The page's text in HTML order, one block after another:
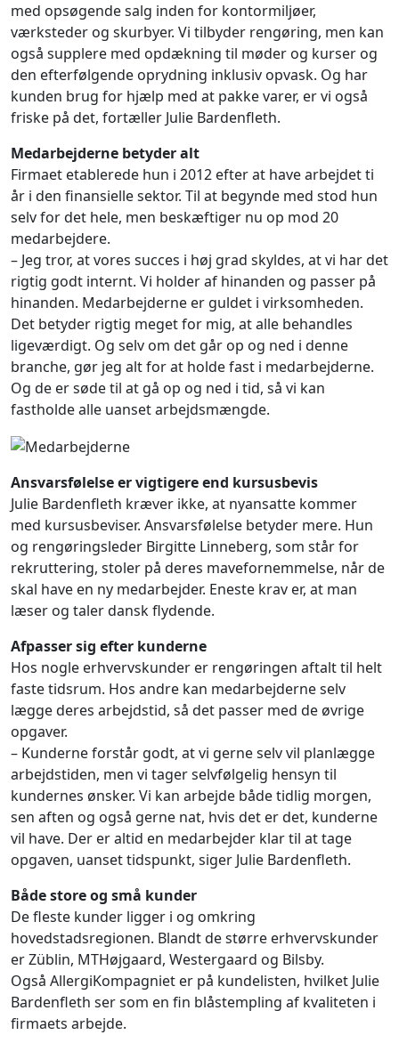
med opsøgende salg inden for kontormiljøer,
værksteder og skurbyer. Vi tilbyder rengøring, men kan
også supplere med opdækning til møder og kurser og
den efterfølgende oprydning inklusiv opvask. Og har
kunden brug for hjælp med at pakke varer, er vi også
friske på det, fortæller Julie Bardenfleth.
Medarbejderne betyder alt
Firmaet etablerede hun i 2012 efter at have arbejdet ti
år i den finansielle sektor. Til at begynde med stod hun
selv for det hele, men beskæftiger nu op mod 20
medarbejdere.
– Jeg tror, at vores succes i høj grad skyldes, at vi har det
rigtig godt internt. Vi holder af hinanden og passer på
hinanden. Medarbejderne er guldet i virksomheden.
Det betyder rigtig meget for mig, at alle behandles
ligeværdigt. Og selv om det går op og ned i denne
branche, gør jeg alt for at holde fast i medarbejderne.
Og de er søde til at gå op og ned i tid, så vi kan
fastholde alle uanset arbejdsmængde.
Ansvarsfølelse er vigtigere end kursusbevis
Julie Bardenfleth kræver ikke, at nyansatte kommer
med kursusbeviser. Ansvarsfølelse betyder mere. Hun
og rengøringsleder Birgitte Linneberg, som står for
rekruttering, stoler på deres mavefornemmelse, når de
skal have en ny medarbejder. Eneste krav er, at man
læser og taler dansk flydende.
Afpasser sig efter kunderne
Hos nogle erhvervskunder er rengøringen aftalt til helt
faste tidsrum. Hos andre kan medarbejderne selv
lægge deres arbejdstid, så det passer med de øvrige
opgaver.
– Kunderne forstår godt, at vi gerne selv vil planlægge
arbejdstiden, men vi tager selvfølgelig hensyn til
kundernes ønsker. Vi kan arbejde både tidlig morgen,
sen aften og også gerne nat, hvis det er det, kunderne
vil have. Der er altid en medarbejder klar til at tage
opgaven, uanset tidspunkt, siger Julie Bardenfleth.
Både store og små kunder
De fleste kunder ligger i og omkring
hovedstadsregionen. Blandt de større erhvervskunder
er Züblin, MTHøjgaard, Westergaard og Bilsby.
Også AllergiKompagniet er på kundelisten, hvilket Julie
Bardenfleth ser som en fin blåstempling af kvaliteten i
firmaets arbejde.